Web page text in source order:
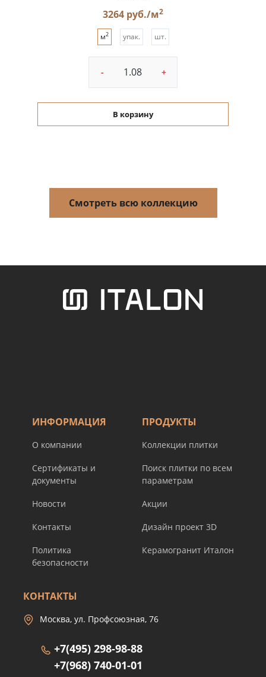
3264 руб./м2
м2 упак. шт.
- +
В корзину
Смотреть всю коллекцию
ИНФОРМАЦИЯ
О компании
Сертификаты и
документы
Новости
Контакты
Политика
безопасности
ПРОДУКТЫ
Коллекции плитки
Поиск плитки по всем
параметрам
Акции
Дизайн проект 3D
Керамогранит Италон
КОНТАКТЫ
Москва, ул. Профсоюзная, 76
+7(495) 298-98-88
+7(968) 740-01-01